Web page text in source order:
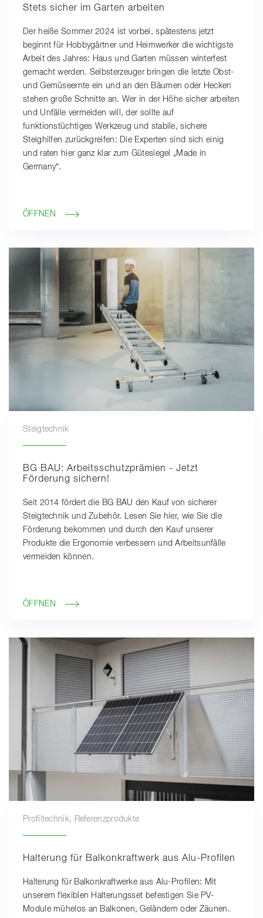
Stets sicher im Garten arbeiten
Der heiße Sommer 2024 ist vorbei, spätestens jetzt
beginnt für Hobbygärtner und Heimwerker die wichtigste
Arbeit des Jahres: Haus und Garten müssen winterfest
gemacht werden. Selbsterzeuger bringen die letzte Obst-
und Gemüseernte ein und an den Bäumen oder Hecken
stehen große Schnitte an. Wer in der Höhe sicher arbeiten
und Unfälle vermeiden will, der sollte auf
funktionstüchtiges Werkzeug und stabile, sichere
Steighilfen zurückgreifen: Die Experten sind sich einig
und raten hier ganz klar zum Gütesiegel „Made in
Germany“.
ÖFFNEN
Steigtechnik
BG BAU: Arbeitsschutzprämien - Jetzt
Förderung sichern!
Seit 2014 fördert die BG BAU den Kauf von sicherer
Steigtechnik und Zubehör. Lesen Sie hier, wie Sie die
Förderung bekommen und durch den Kauf unserer
Produkte die Ergonomie verbessern und Arbeitsunfälle
vermeiden können.
ÖFFNEN
Profiltechnik, Referenzprodukte
Halterung für Balkonkraftwerk aus Alu-Profilen
Halterung für Balkonkraftwerke aus Alu-Profilen: Mit
unserem flexiblen Halterungsset befestigen Sie PV-
Module mühelos an Balkonen, Geländern oder Zäunen.